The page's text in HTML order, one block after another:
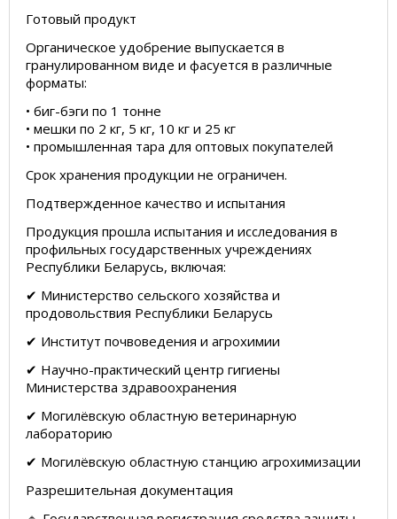
Готовый продукт
Органическое удобрение выпускается в
гранулированном виде и фасуется в различные
форматы:
• биг-бэги по 1 тонне
• мешки по 2 кг, 5 кг, 10 кг и 25 кг
• промышленная тара для оптовых покупателей
Срок хранения продукции не ограничен.
Подтвержденное качество и испытания
Продукция прошла испытания и исследования в
профильных государственных учреждениях
Республики Беларусь, включая:
✔ Министерство сельского хозяйства и
продовольствия Республики Беларусь
✔ Институт почвоведения и агрохимии
✔ Научно-практический центр гигиены
Министерства здравоохранения
✔ Могилёвскую областную ветеринарную
лабораторию
✔ Могилёвскую областную станцию агрохимизации
Разрешительная документация